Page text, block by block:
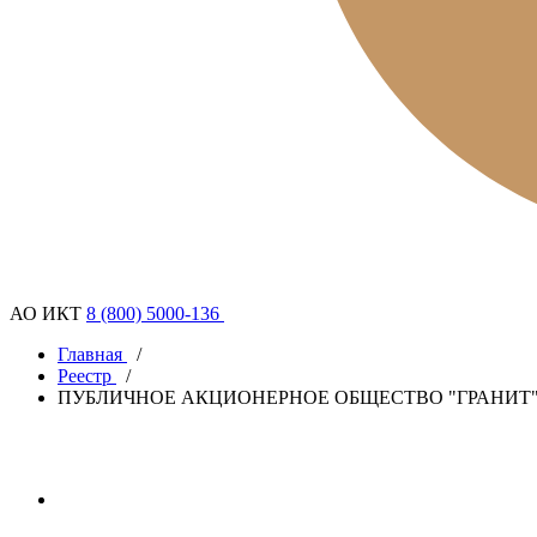
АО ИКТ 8 (800) 5000-136
Главная
/
Реестр
/
ПУБЛИЧНОЕ АКЦИОНЕРНОЕ ОБЩЕСТВО